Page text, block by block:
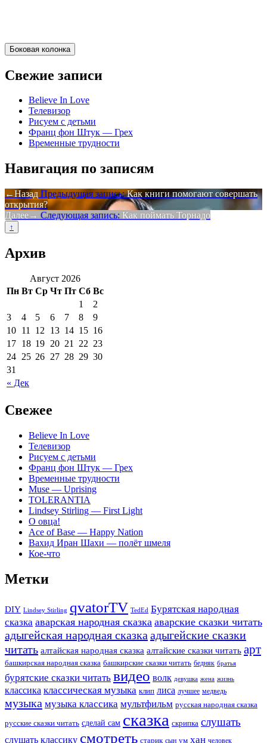
Боковая колонка
Свежие записи
Believe In Love
Телевизор
Рисуем с детьми
Франц фон Штук — Грех
Временные трудности
Навигация по записям
Назад Предыдущая запись: Как книги помогают совершать
открытия?
Далее
Следующая запись: Как поймать Торнадо
↑
Архив
Август 2026
Пн Вт Ср Чт Пт Сб Вс
« Дек
1
2
3
4 5 6 7 8
9
10 11 12 13 14 15 16
17 18 19 20 21 22 23
24 25 26 27 28 29 30
31
Свежее
Believe In Love
Телевизор
Рисуем с детьми
Франц фон Штук — Грех
Временные трудности
Muse — Uprising
TOLERANTIA
Lindsey Stirling — First Light
О овца!
Ace of Base — Happy Nation
Вахид Иран Шахи — полёт шмеля
Кое-что
Метки
DIY Lindsey Stirling qvatorTV TedEd Бурятская народная
сказка аварская народная сказка аварские сказки читать
адыгейская народная сказка адыгейские сказки
читать алтайская народная сказка алтайские сказки читать арт
башкирская народная сказка башкирские сказки читать бедняк братья
бурятские сказки читать видео волк девушка жена жизнь
классика классическая музыка клип лиса лучшее медведь
музыка музыка классика мультфильм русская народная сказка
русские сказки читать сделай сам сказка скрипка слушать
слушать классику смотреть старик сын ум хан человек